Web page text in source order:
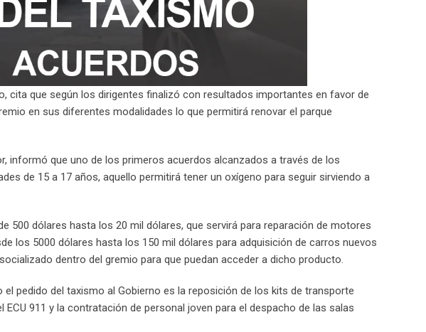
cita que según los dirigentes finalizó con resultados importantes en favor de
en sus diferentes modalidades lo que permitirá renovar el parque
informó que uno de los primeros acuerdos alcanzados a través de los
de 15 a 17 años, aquello permitirá tener un oxígeno para seguir sirviendo a
500 dólares hasta los 20 mil dólares, que servirá para reparación de motores
los 5000 dólares hasta los 150 mil dólares para adquisición de carros nuevos
dentro del gremio para que puedan acceder a dicho producto.
pedido del taxismo al Gobierno es la reposición de los kits de transporte
911 y la contratación de personal joven para el despacho de las salas